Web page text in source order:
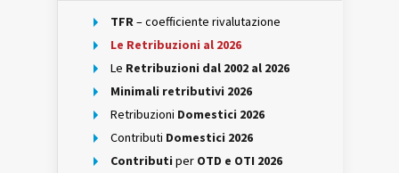
TFR– coefficiente rivalutazione
Le Retribuzioni al 2026
Le Retribuzioni dal 2002 al 2026
Minimali retributivi 2026
Retribuzioni Domestici 2026
Contributi Domestici 2026
Contributi per OTD e OTI 2026